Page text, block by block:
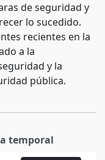
de seguridad y
lo sucedido.
recientes en la
a la
y la
pública.
temporal